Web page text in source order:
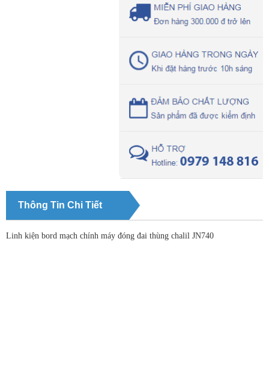
Thông Tin Chi Tiết
Linh kiện bord mạch chính máy đóng đai thùng chalil JN740